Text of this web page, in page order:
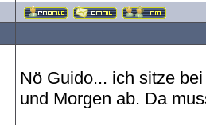
Nö Guido... ich sitze
und Morgen ab. Da